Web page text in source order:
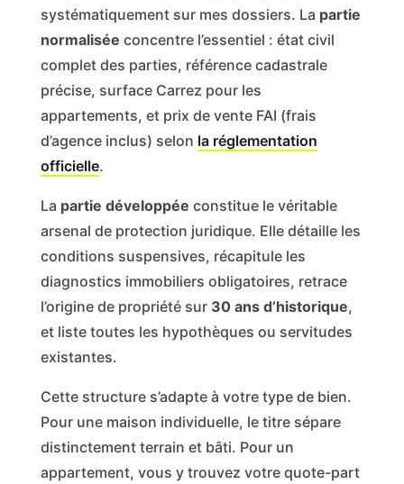
systématiquement sur mes dossiers. La partie
normalisée concentre l’essentiel : état civil
complet des parties, référence cadastrale
précise, surface Carrez pour les
appartements, et prix de vente FAI (frais
d’agence inclus) selon la réglementation
officielle.
La partie développée constitue le véritable
arsenal de protection juridique. Elle détaille les
conditions suspensives, récapitule les
diagnostics immobiliers obligatoires, retrace
l’origine de propriété sur 30 ans d’historique,
et liste toutes les hypothèques ou servitudes
existantes.
Cette structure s’adapte à votre type de bien.
Pour une maison individuelle, le titre sépare
distinctement terrain et bâti. Pour un
appartement, vous y trouvez votre quote-part